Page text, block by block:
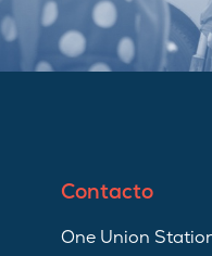
Contacto
One Union